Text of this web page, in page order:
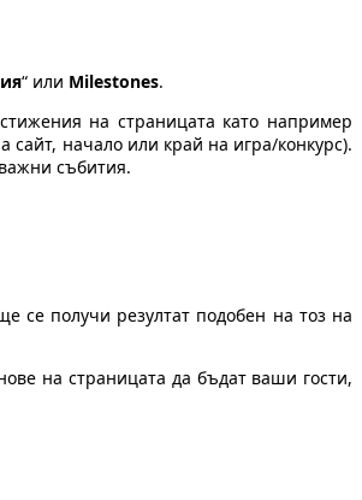
“ или Milestones.
на страницата като например
начало или край на игра/конкурс).
събития.
се получи резултат подобен на тоз на
на страницата да бъдат ваши гости,